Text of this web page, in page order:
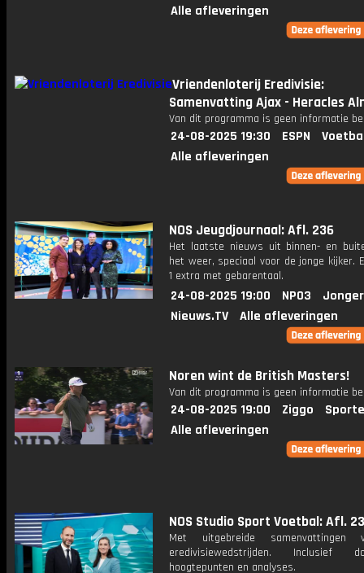
Alle afleveringen
Vriendenloterij Eredivisie:
Samenvatting Ajax - Heracles
Van dit programma is geen informatie
24-08-2025 19:30 ESPN
Alle afleveringen
NOS Jeugdjournaal: Afl. 236
Het laatste nieuws uit binnen- en
het weer, speciaal voor de jonge kijker.
1 extra met gebarentaal.
24-08-2025 19:00 NPO3
Nieuws.TV
Alle afleveringen
Noren wint de British Masters!
Van dit programma is geen informatie
24-08-2025 19:00 Ziggo
Alle afleveringen
NOS Studio Sport Voetbal: Afl. 23
Met uitgebreide samenvattingen
eredivisiewedstrijden. Inclusief
hoogtepunten en analyses.